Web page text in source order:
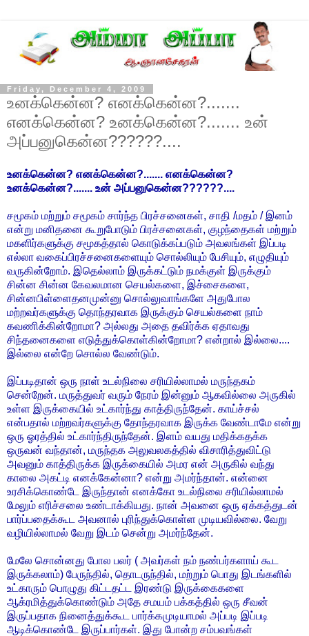
Friday, December 4, 2009
உனக்கென்ன? எனக்கென்ன?.......
எனக்கென்ன? உனக்கென்ன?....... உன்
அப்பனுகென்ன??????....
உனக்கென்ன? எனக்கென்ன?....... எனக்கென்ன?
உனக்கென்ன?....... உன் அப்பனுகென்ன??????....
சமூகம் மற்றும் சமூகம் சார்ந்த பிரச்சனைகள், சாதி /மதம் / இனம்
என்று மனிதனை கூறுபோடும் பிரச்சனைகள், குழந்தைகள் மற்றும்
மகளிர்களுக்கு சமூகத்தால் கொடுக்கப்படும் அவலங்கள் இப்படி
எல்லா வகைப்பிரச்சனைகளையும் சொல்லியும் பேசியும், எழுதியும்
வருகின்றோம். இதெல்லாம் இருக்கட்டும் நமக்குள் இருக்கும்
சின்ன சின்ன கேவலமான செயல்களை, இச்சைகளை,
சின்னபிள்ளைதனமுன்னு சொல்லுவாங்களே அதுபோல
மற்றவர்களுக்கு தொந்தரவாக இருக்கும் செயல்களை நாம்
கவணிக்கின்றோமா? அல்லது அதை தவிர்க்க ஏதாவது
சிந்தனைகளை எடுத்துக்கொள்கின்றோமா? என்றால் இல்லை....
இல்லை என்றே சொல்ல வேண்டும்.
இப்படிதான் ஒரு நாள் உடல்நிலை சரியில்லாமல் மருந்தகம்
சென்றேன். மருத்துவர் வரும் நேரம் இன்னும் ஆகவில்லை அருகில்
உள்ள இருக்கையில் உட்கார்ந்து காத்திருந்தேன். காய்ச்சல்
என்பதால் மற்றவர்களுக்கு தோந்தரவாக இருக்க வேண்டாமே என்று
ஒரு ஓரத்தில் உட்கார்ந்திருந்தேன். இளம் வயது மதிக்கதக்க
ஒருவன் வந்தான், மருந்தக‌ அலுவலகத்தில் விசாரித்துவிட்டு
அவனும் காத்திருக்க இருக்கையில் அமர என் அருகில் வந்து
காலை அகட்டி எனக்கேன்னா? என்று அமர்ந்தான். என்னை
உரசிக்கொண்டே இருந்தான் எனக்கோ உடல்நிலை சரியில்லாமல்
மேலும் எரிச்சலை உண்டாக்கியது. நான் அவனை ஒரு ஏக்கத்துடன்
பார்ப்பதைக்கூட அவனால் புரிந்துக்கொள்ள முடியவில்லை. வேறு
வழியில்லாமல் வேறு இடம் சென்று அமர்ந்தேன்.
மேலே சொன்னது போல பலர் ( அவர்கள் நம் நண்பர்களாய் கூட
இருக்கலாம்) பேருந்தில், தொடருந்தில், மற்றும் பொது இடங்களில்
உட்காரும் பொழுது கிட்டதட்ட இரண்டு இருக்கைகளை
ஆக்ரமித்துக்கொண்டும் அதே சமயம் பக்கத்தில் ஒரு சீவன்
இருப்பதாக நினைத்துக்கூட பார்க்கமுடியாமல் அப்படி இப்படி
ஆடிக்கொண்டே இருப்பார்கள். இது போன்ற சம்பவங்கள்